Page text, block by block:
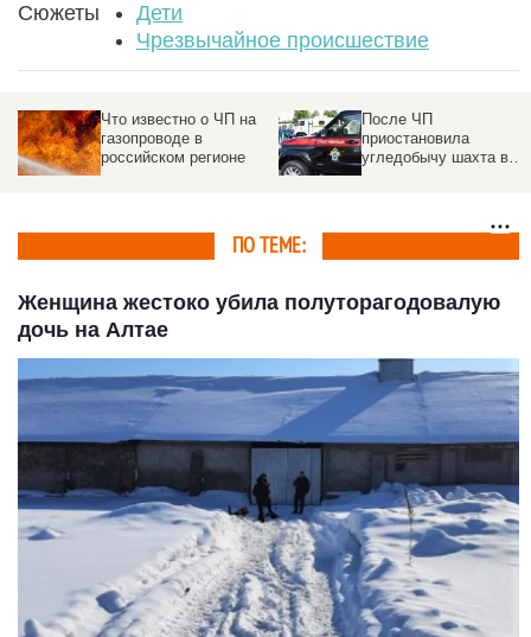
Сюжеты
Дети
Чрезвычайное происшествие
После ЧП
приостановила
угледобычу шахта в
Останки миллиардеров
подняли спустя три
года после катастрофы
ПО ТЕМЕ:
Женщина жестоко убила полуторагодовалую
дочь на Алтае